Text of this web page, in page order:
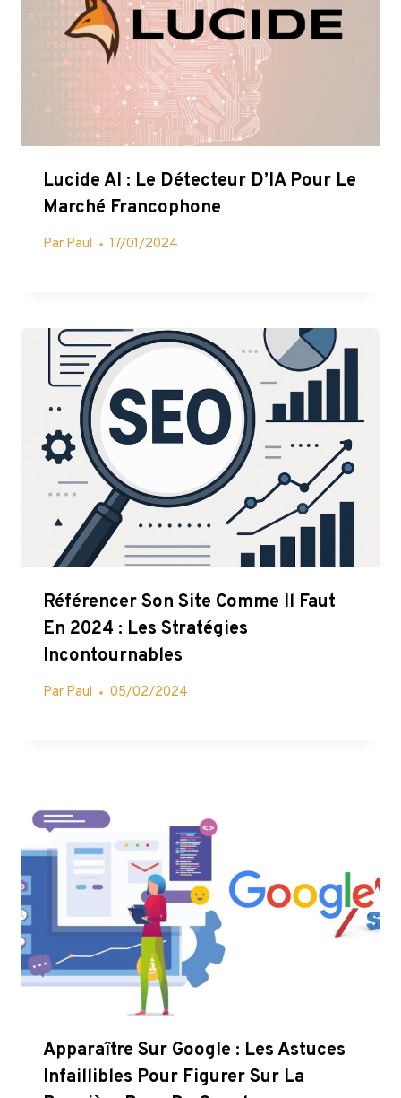
Lucide AI : Le Détecteur D’IA Pour Le
Marché Francophone
Par Paul 17/01/2024
Référencer Son Site Comme Il Faut
En 2024 : Les Stratégies
Incontournables
Par Paul 05/02/2024
Apparaître Sur Google : Les Astuces
Infaillibles Pour Figurer Sur La